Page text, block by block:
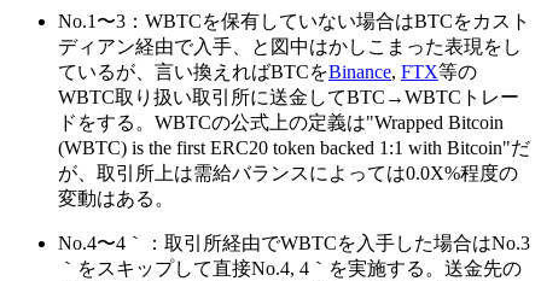
No.1〜3：WBTCを保有していない場合はBTCをカスト
ディアン経由で入手、と図中はかしこまった表現をし
ているが、言い換えればBTCをBinance, FTX等の
WBTC取り扱い取引所に送金してBTC→WBTCトレー
ドをする。WBTCの公式上の定義は"Wrapped Bitcoin
(WBTC) is the first ERC20 token backed 1:1 with Bitcoin"だ
が、取引所上は需給バランスによっては0.0X%程度の
変動はある。
No.4〜4｀：取引所経由でWBTCを入手した場合はNo.3
｀をスキップして直接No.4, 4｀を実施する。送金先の